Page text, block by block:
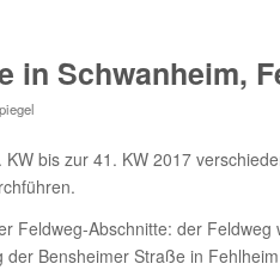
in Schwanheim,
bis zur 41. KW 2017
Feldweg-Abschnitte: der
Bensheimer Straße in